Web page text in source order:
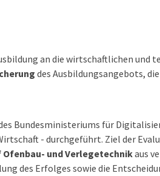
an die wirtschaftlichen und
des Ausbildungsangebots,
Bundesministeriums für
- durchgeführt. Ziel der
Ofenbau- und Verlegetechnikaus
des Erfolges sowie die